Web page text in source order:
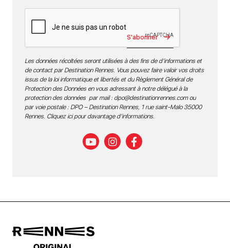
S'abonner
Les données récoltées seront utilisées à des fins de d’informations et
de contact par Destination Rennes. Vous pouvez faire valoir vos droits
issus de la loi informatique et libertés et du Règlement Général de
Protection des Données en vous adressant à notre délégué à la
protection des données par mail : dpo@destinationrennes.comou
par voie postale : DPO – Destination Rennes, 1 rue saint-Malo 35000
Rennes. Cliquez ici pour davantage d’informations.